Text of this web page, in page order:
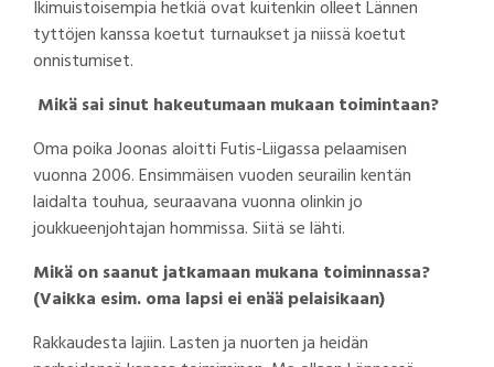
Ikimuistoisempia hetkiä ovat kuitenkin olleet Lännen
tyttöjen kanssa koetut turnaukset ja niissä koetut
onnistumiset.
Mikä sai sinut hakeutumaan mukaan toimintaan?
Oma poika Joonas aloitti Futis-Liigassa pelaamisen
vuonna 2006. Ensimmäisen vuoden seurailin kentän
laidalta touhua, seuraavana vuonna olinkin jo
joukkueenjohtajan hommissa. Siitä se lähti.
Mikä on saanut jatkamaan mukana toiminnassa?
(Vaikka esim. oma lapsi ei enää pelaisikaan)
Rakkaudesta lajiin. Lasten ja nuorten ja heidän